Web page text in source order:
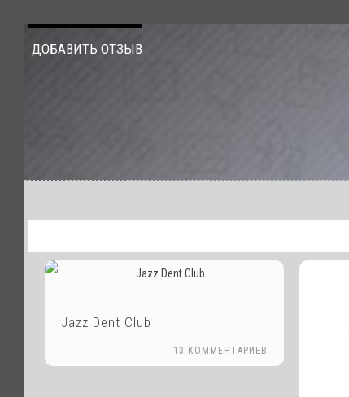
ДОБАВИТЬ ОТЗЫВ
Jazz Dent Club
13 КОММЕНТАРИЕВ